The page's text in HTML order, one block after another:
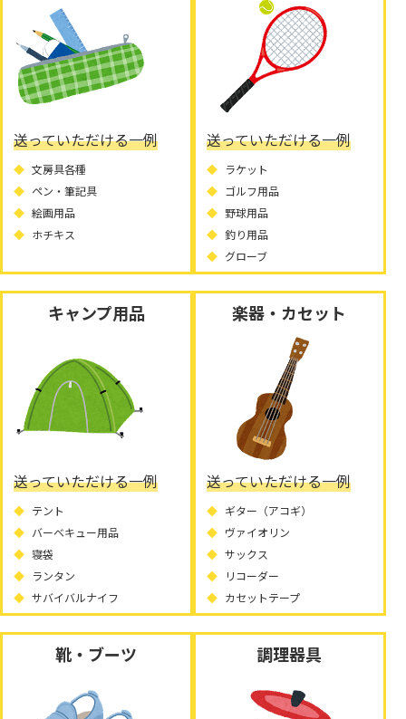
送っていただける一例
文房具各種
ペン・筆記具
絵画用品
ホチキス
送っていただける一例
ラケット
ゴルフ用品
野球用品
釣り用品
グローブ
キャンプ用品
送っていただける一例
テント
バーベキュー用品
寝袋
ランタン
サバイバルナイフ
楽器・カセット
送っていただける一例
ギター（アコギ）
ヴァイオリン
サックス
リコーダー
カセットテープ
靴・ブーツ 調理器具